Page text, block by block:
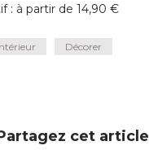
: à partir de 14,90 €
Décorer
cet article